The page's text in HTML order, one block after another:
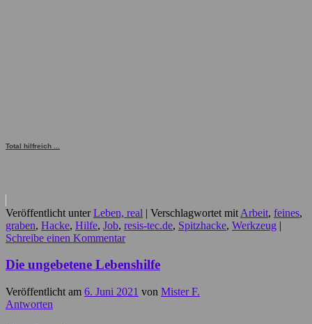
Total hilfreich ...
Veröffentlicht unter Leben, real | Verschlagwortet mit Arbeit, feines,
graben, Hacke, Hilfe, Job, resis-tec.de, Spitzhacke, Werkzeug |
Schreibe einen Kommentar
Die ungebetene Lebenshilfe
Veröffentlicht am 6. Juni 2021 von Mister F.
Antworten